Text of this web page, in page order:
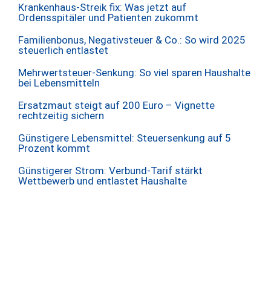
Krankenhaus-Streik fix: Was jetzt auf
Ordensspitäler und Patienten zukommt
Familienbonus, Negativsteuer & Co.: So wird 2025
steuerlich entlastet
Mehrwertsteuer-Senkung: So viel sparen Haushalte
bei Lebensmitteln
Ersatzmaut steigt auf 200 Euro – Vignette
rechtzeitig sichern
Günstigere Lebensmittel: Steuersenkung auf 5
Prozent kommt
Günstigerer Strom: Verbund-Tarif stärkt
Wettbewerb und entlastet Haushalte